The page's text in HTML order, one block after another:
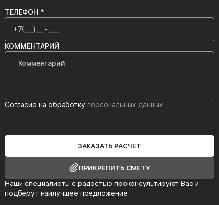
Наши специалисты с радостью проконсультируют Вас и
подберут наилучшее предложение
ТЕЛЕФОН *
КОММЕНТАРИЙ
Согласие на обработку персональных данных
ЗАКАЗАТЬ РАСЧЕТ
ПРИКРЕПИТЬ СМЕТУ